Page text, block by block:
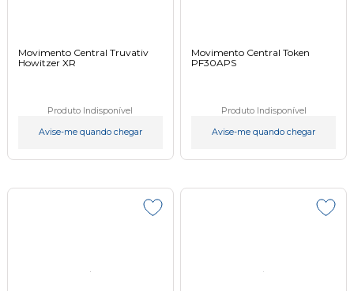
Movimento Central Truvativ
Howitzer XR
Produto Indisponível
Avise-me quando chegar
Movimento Central Token
PF30APS
Produto Indisponível
Avise-me quando chegar